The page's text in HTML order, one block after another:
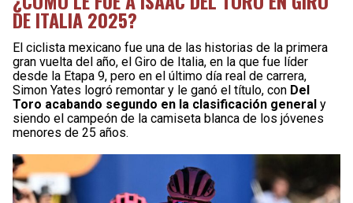
DE ITALIA 2025?
El ciclista mexicano fue una de las historias de la primera
gran vuelta del año, el Giro de Italia, en la que fue líder
desde la Etapa 9, pero en el último día real de carrera,
Simon Yates logró remontar y le ganó el título, con Del
Toro acabando segundo en la clasificación general y
siendo el campeón de la camiseta blanca de los jóvenes
menores de 25 años.